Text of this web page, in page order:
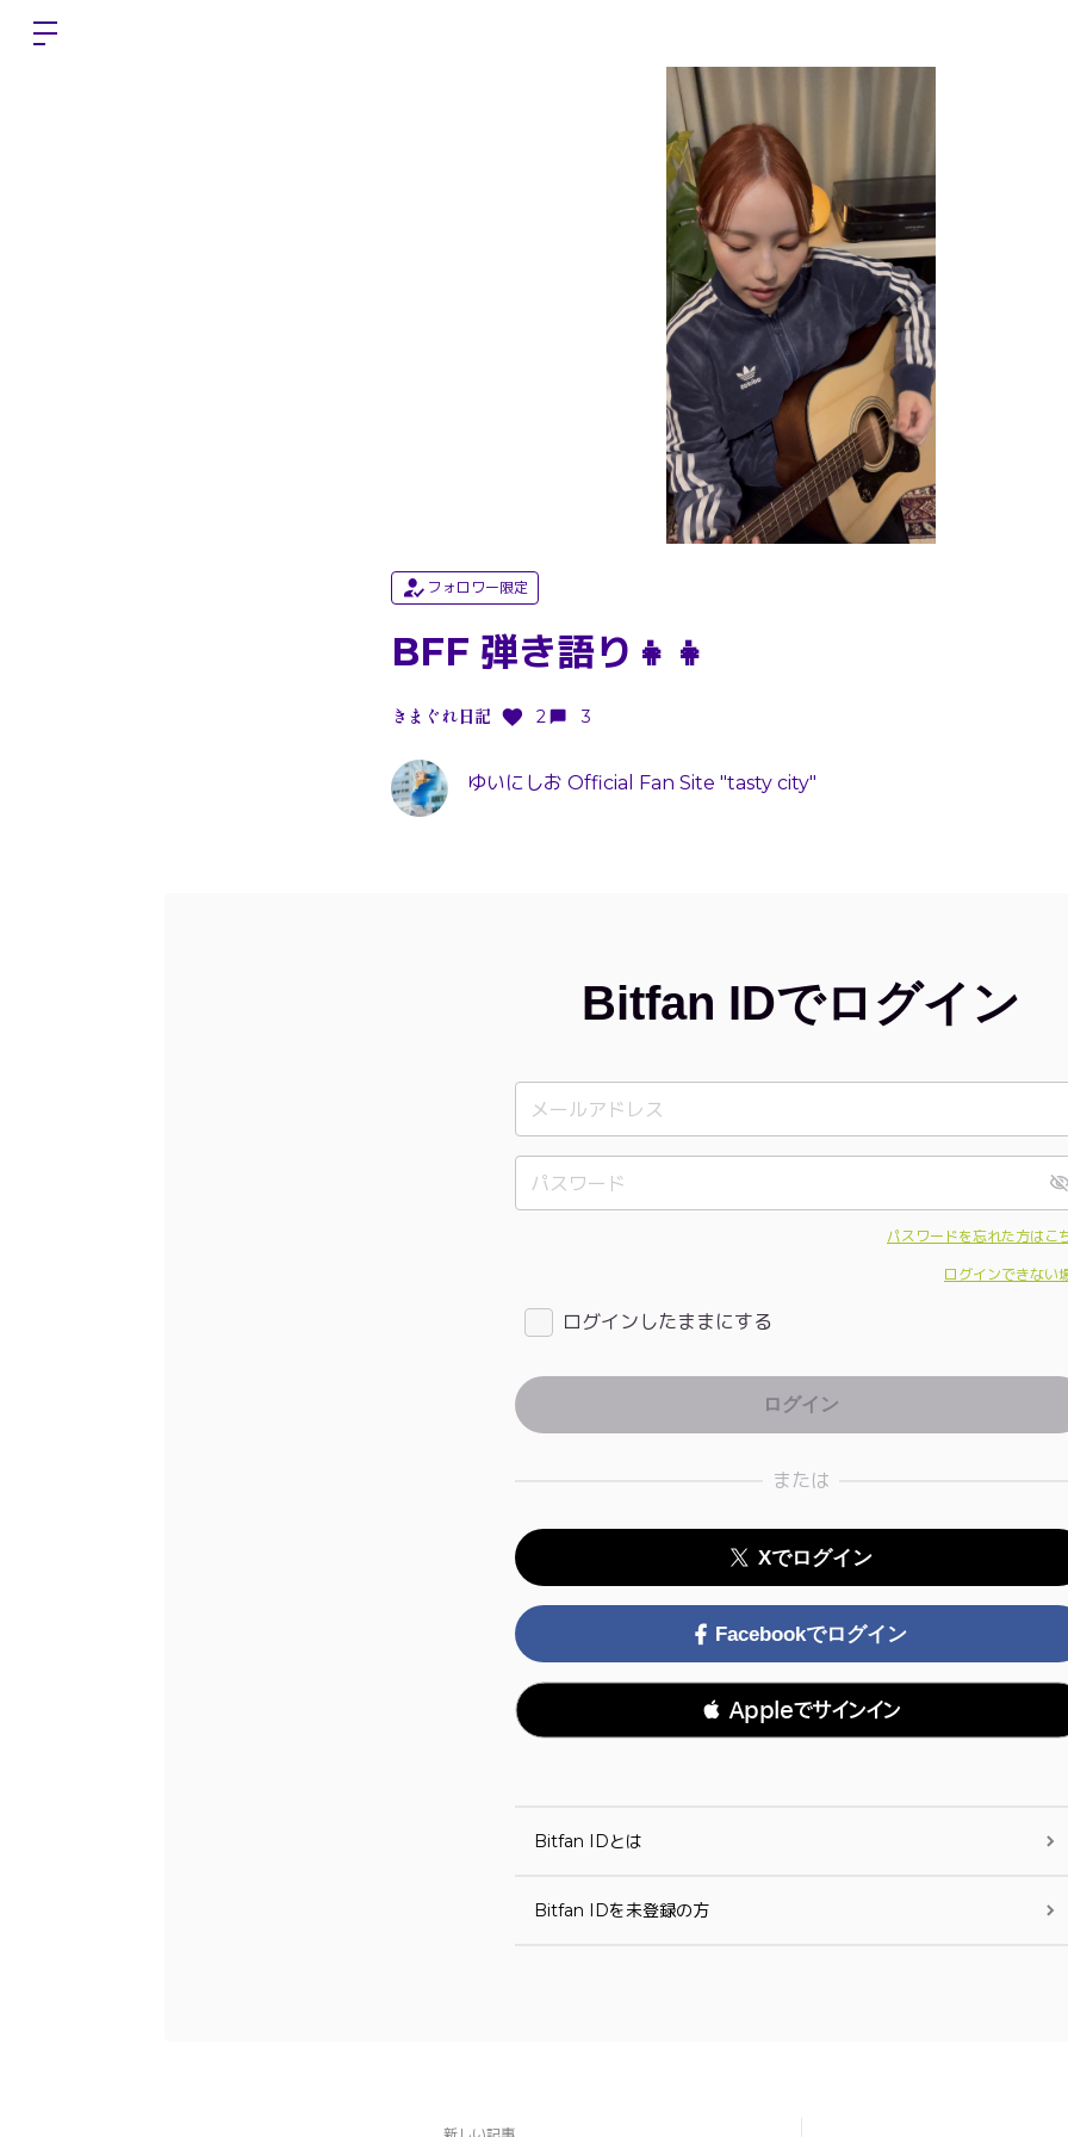
フォロワー限定
BFF 弾き語り👧👧
きまぐれ日記 2 3
ゆいにしお Official Fan Site "tasty city"
Bitfan IDでログイン
パスワードを忘れた方はこ
ログインできない
ログインしたままにする
または
Xでログイン
Facebookでログイン
 Appleでサインイン
Bitfan IDとは
Bitfan IDを未登録の方